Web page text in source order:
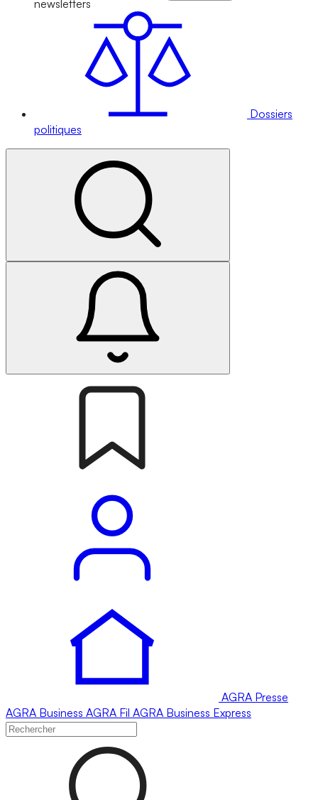
newsletters
Dossiers
politiques
AGRA Presse
AGRA Business AGRA Fil AGRA Business Express